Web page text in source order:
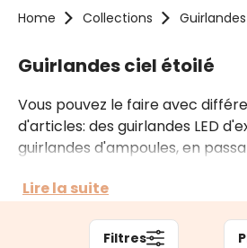
Home Collections
Guirlandes ciel étoilé
Vous pouvez le faire avec
d'articles: des guirlandes LED
guirlandes d'ampoules, en
fonction du type d'application,
nous contacter si vous
Lire la suite
Filtres